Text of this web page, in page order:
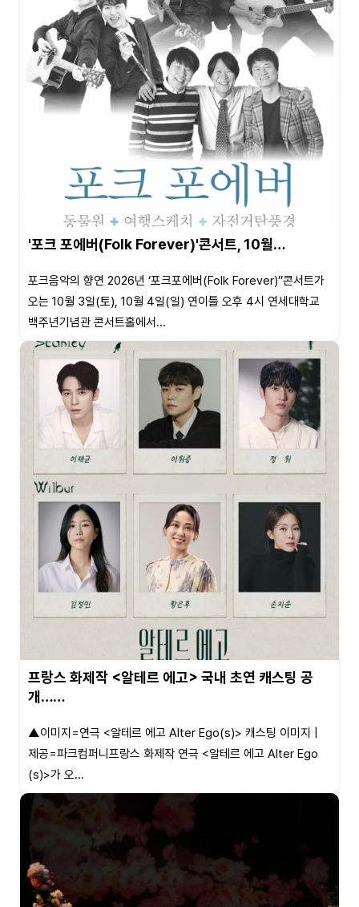
'포크 포에버(Folk Forever)'콘서트, 10월…
포크음악의 향연 2026년 ‘포크포에버(Folk Forever)’’콘서트가
오는 10월 3일(토), 10월 4일(일) 연이틀 오후 4시 연세대학교
백주년기념관 콘서트홀에서...
프랑스 화제작 <알테르 에고> 국내 초연 캐스팅 공
개……
▲이미지=연극 <알테르 에고 Alter Ego(s)> 캐스팅 이미지 |
제공=파크컴퍼니프랑스 화제작 연극 <알테르 에고 Alter Ego
(s)>가 오...